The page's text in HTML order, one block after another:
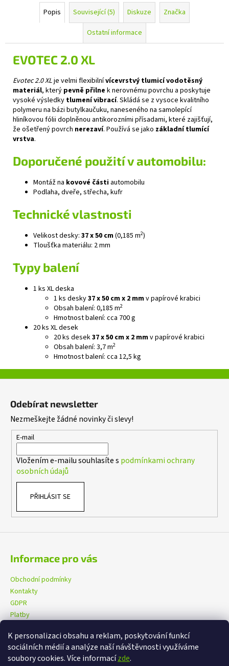
K personalizaci obsahu a reklam, poskytování funkcí
sociálních médií a analýze naší návštěvnosti využíváme
soubory cookies. Více informacízde.
Popis Související (5) Diskuze
Značka
Ostatní informace
EVOTEC 2.0 XL
Evotec 2.0 XLje velmi flexibilnívícevrstvý tlumicí vodotěsný
materiál, který pevně přilne k nerovnému povrchu a poskytuje
vysoké výsledky tlumení vibrací. Skládá se z vysoce kvalitního
polymeru na bázi butylkaučuku, naneseného na samolepící
hliníkovou fólii doplněnou antikorozními přísadami, které zajišťují,
že ošetřený povrch nerezaví. Používá se jako základní tlumící
vrstva.
Doporučené použití v automobilu:
Montáž na kovové části automobilu
Podlaha, dveře, střecha, kufr
Technické vlastnosti
Velikost desky: 37 x 50 cm(0,185 m2)
Tloušťka materiálu: 2 mm
Typy balení
1 ks XL deska
1 ks desky37 x 50 cm x 2 mmv papírové krabici
Obsah balení: 0,185 m2
Hmotnost balení: cca 700 g
20 ks XL desek
20 ks desek37 x 50 cm x 2 mmv papírové krabici
Obsah balení: 3,7 m2
Hmotnost balení: cca 12,5 kg
Odebírat newsletter
Nezmeškejte žádné novinky či slevy!
E-mail
Vložením e-mailu souhlasíte s podmínkami ochrany
osobních údajů
PŘIHLÁSIT SE
Informace pro vás
Obchodní podmínky
Kontakty
GDPR
Platby
eXtrem-audio na facebooku eXtrem-audio na Instagramu